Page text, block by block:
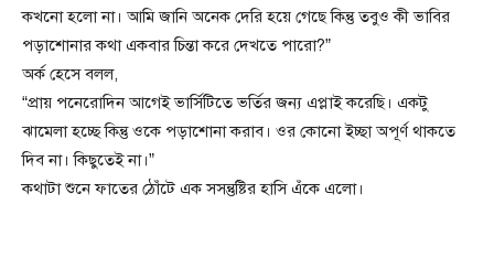
কখনো হলো না। আমি জানি অনেক দেরি হয়ে গেছে কিন্তু তবুও কী ভাবির
পড়াশোনার কথা একবার চিন্তা করে দেখতে পারো?”
অর্ক হেসে বলল,
“প্রায় পনেরোদিন আগেই ভার্সিটিতে ভর্তির জন্য এপ্লাই করেছি। একটু
ঝামেলা হচ্ছে কিন্তু ওকে পড়াশোনা করাব। ওর কোনো ইচ্ছা অপূর্ণ থাকতে
দিব না। কিছুতেই না।”
কথাটা শুনে ফাতের ঠোঁটে এক সসন্তুষ্টির হাসি এঁকে এলো।